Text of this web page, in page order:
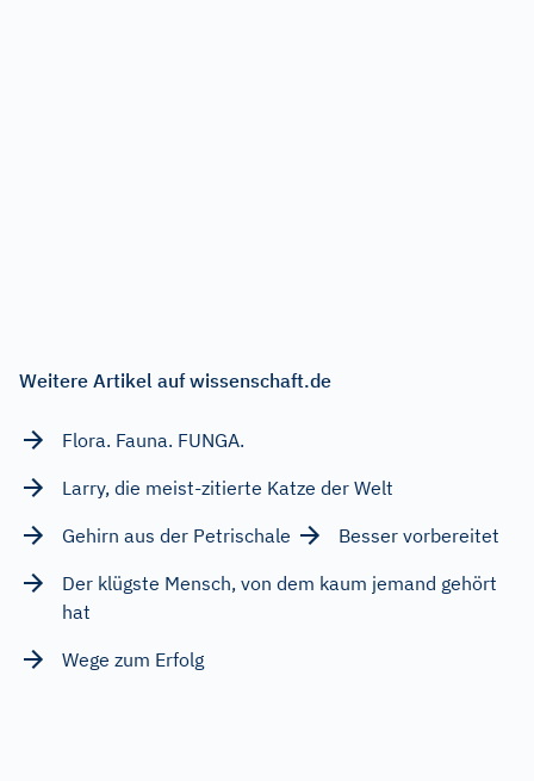
Weitere Artikel auf wissenschaft.de
Flora. Fauna. FUNGA.
Larry, die meist-zitierte Katze der Welt
Gehirn aus der Petrischale
Besser vorbereitet
Der klügste Mensch, von dem kaum jemand gehört
hat
Wege zum Erfolg